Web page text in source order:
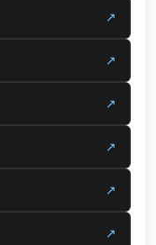
↗
↗
↗
↗
↗
↗